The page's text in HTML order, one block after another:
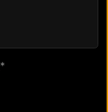
*